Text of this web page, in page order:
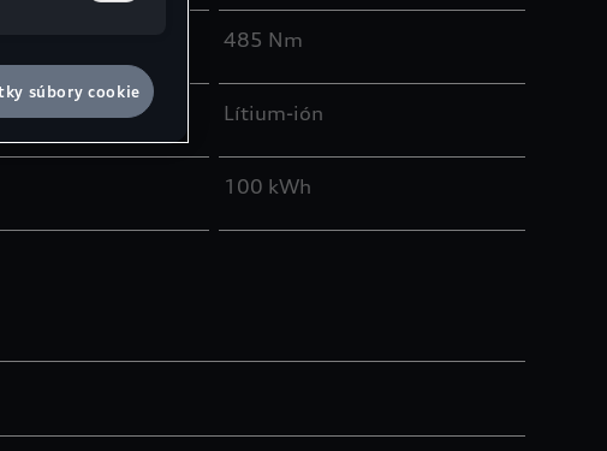
485 Nm
Lítium-ión
100 kWh
súbory cookie